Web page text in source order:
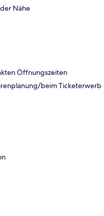
Nähe
Öffnungszeiten
beim Ticketerwerb